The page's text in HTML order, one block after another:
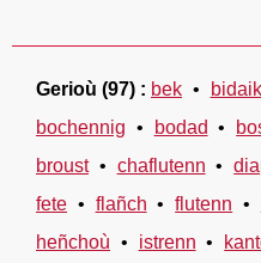
Gerioù (97) bek
bochennig
bodad
broust
chaflutenn
fete
flañch flutenn
heñchoù
istrenn